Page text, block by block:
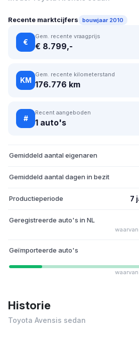
Recente marktcijfers bouwjaar 2010
€
Gem. recente vraagprijs
€ 8.799,-
KM
Gem. recente kilometerstand
176.776 km
#
Recent aangeboden
1 auto's
Gemiddeld aantal eigenaren
Gemiddeld aantal dagen in bezit
Productieperiode 7
Geregistreerde auto's in NL
Geïmporteerde auto's
Historie
Toyota Avensis sedan